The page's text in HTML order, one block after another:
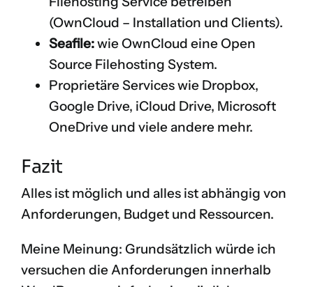
(OwnCloud – Installation und Clients).
Seafile:wie OwnCloud eine Open
Source Filehosting System.
Proprietäre Services wie Dropbox,
Google Drive, iCloud Drive, Microsoft
OneDrive und viele andere mehr.
Fazit
Alles ist möglich und alles ist abhängig von
Anforderungen, Budget und Ressourcen.
Meine Meinung: Grundsätzlich würde ich
versuchen die Anforderungen innerhalb